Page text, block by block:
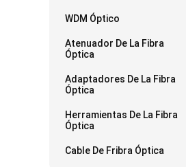
WDM Óptico
Atenuador De La Fibra
Óptica
Adaptadores De La Fibra
Óptica
Herramientas De La Fibra
Óptica
Cable De Fribra Óptica